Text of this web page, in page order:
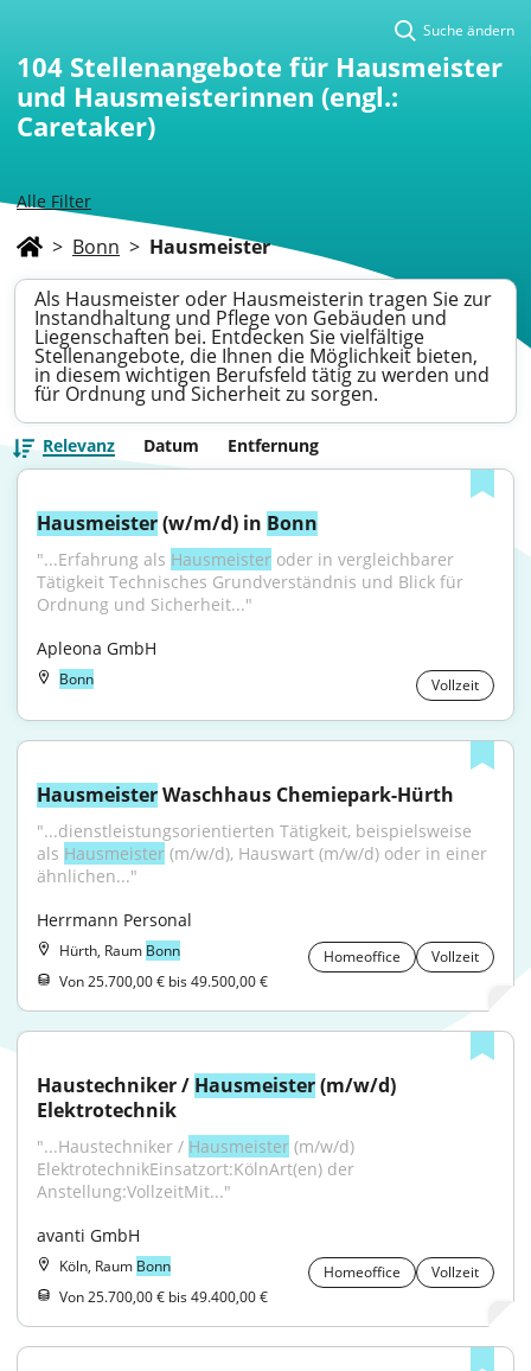
Alle Filter
Suche ändern
104 Stellenangebote für Hausmeister
und Hausmeisterinnen (engl.:
Caretaker)
> Bonn > Hausmeister
Als Hausmeister oder Hausmeisterin tragen Sie zur
Instandhaltung und Pflege von Gebäuden und
Liegenschaften bei. Entdecken Sie vielfältige
Stellenangebote, die Ihnen die Möglichkeit bieten,
in diesem wichtigen Berufsfeld tätig zu werden und
für Ordnung und Sicherheit zu sorgen.
Relevanz Datum Entfernung
Hausmeister (w/m/d) in Bonn
"...Erfahrung als Hausmeister oder in vergleichbarer
Tätigkeit Technisches Grundverständnis und Blick für
Ordnung und Sicherheit..."
Apleona GmbH
Bonn Vollzeit
Hausmeister Waschhaus Chemiepark-Hürth
"...dienstleistungsorientierten Tätigkeit, beispielsweise
als Hausmeister (m/w/d), Hauswart (m/w/d) oder in einer
ähnlichen..."
Herrmann Personal
Hürth, Raum Bonn Homeoffice
Vollzeit
Von 25.700,00 € bis 49.500,00 €
Haustechniker / Hausmeister (m/w/d)
Elektrotechnik
"...Haustechniker / Hausmeister (m/w/d)
ElektrotechnikEinsatzort:KölnArt(en) der
Anstellung:VollzeitMit..."
avanti GmbH
Köln, Raum Bonn Homeoffice
Vollzeit
Von 25.700,00 € bis 49.400,00 €